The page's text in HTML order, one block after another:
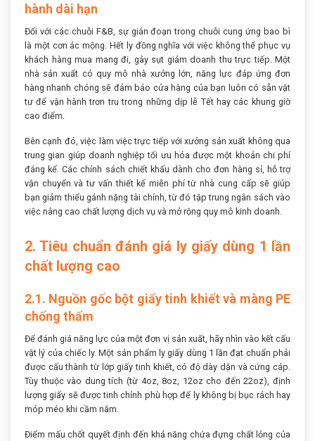
hành dài hạn
Đối với các chuỗi F&B, sự gián đoạn trong chuỗi cung ứng bao bì
là một cơn ác mộng. Hết ly đồng nghĩa với việc không thể phục vụ
khách hàng mua mang đi, gây sụt giảm doanh thu trực tiếp. Một
nhà sản xuất có quy mô nhà xưởng lớn, năng lực đáp ứng đơn
hàng nhanh chóng sẽ đảm bảo cửa hàng của bạn luôn có sẵn vật
tư để vận hành trơn tru trong những dịp lễ Tết hay các khung giờ
cao điểm.
Bên cạnh đó, việc làm việc trực tiếp với xưởng sản xuất không qua
trung gian giúp doanh nghiệp tối ưu hóa được một khoản chi phí
đáng kể. Các chính sách chiết khấu dành cho đơn hàng sỉ, hỗ trợ
vận chuyển và tư vấn thiết kế miễn phí từ nhà cung cấp sẽ giúp
bạn giảm thiểu gánh nặng tài chính, từ đó tập trung ngân sách vào
việc nâng cao chất lượng dịch vụ và mở rộng quy mô kinh doanh.
2. Tiêu chuẩn đánh giá ly giấy dùng 1 lần
chất lượng cao
2.1. Nguồn gốc bột giấy tinh khiết và màng PE
chống thấm
Để đánh giá năng lực của một đơn vị sản xuất, hãy nhìn vào kết cấu
vật lý của chiếc ly. Một sản phẩm ly giấy dùng 1 lần đạt chuẩn phải
được cấu thành từ lớp giấy tinh khiết, có độ dày dặn và cứng cáp.
Tùy thuộc vào dung tích (từ 4oz, 8oz, 12oz cho đến 22oz), định
lượng giấy sẽ được tinh chỉnh phù hợp để ly không bị bục rách hay
móp méo khi cầm nắm.
Điểm mấu chốt quyết định đến khả năng chứa đựng chất lỏng của